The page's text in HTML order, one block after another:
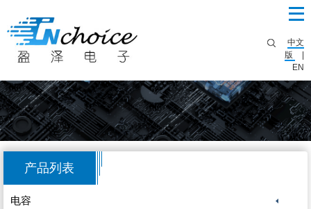
中文
版
EN
产品列表
电容